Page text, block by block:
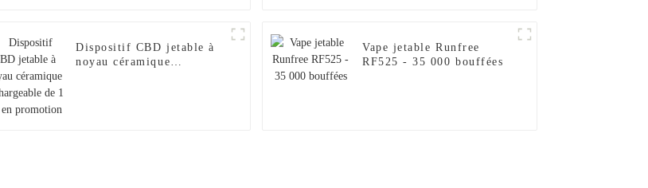
Dispositif CBD jetable à
noyau céramique
Vape jetable Runfree
RF525 - 35 000 bouffées